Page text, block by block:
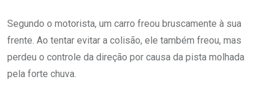
Segundo o motorista, um carro freou bruscamente à sua
frente. Ao tentar evitar a colisão, ele também freou, mas
perdeu o controle da direção por causa da pista molhada
pela forte chuva.